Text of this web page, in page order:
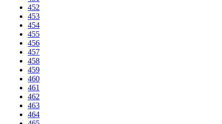
452
453
454
455
456
457
458
459
460
461
462
463
464